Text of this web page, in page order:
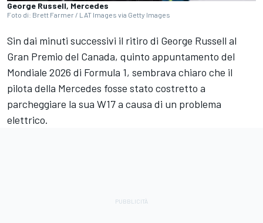
George Russell, Mercedes
Foto di: Brett Farmer / LAT Images via Getty Images
Sin dai minuti successivi il ritiro di George Russell al
Gran Premio del Canada, quinto appuntamento del
Mondiale 2026 di Formula 1, sembrava chiaro che il
pilota della Mercedes fosse stato costretto a
parcheggiare la sua W17 a causa di un problema
elettrico.